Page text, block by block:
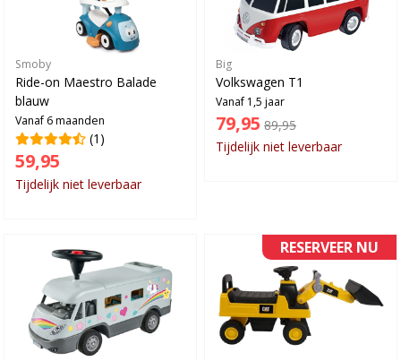
Smoby
Ride-on Maestro Balade
blauw
Vanaf 6 maanden
(1)
59,95
Tijdelijk niet leverbaar
Big
Volkswagen T1
Vanaf 1,5 jaar
79,95 89,95
Tijdelijk niet leverbaar
RESERVEER NU